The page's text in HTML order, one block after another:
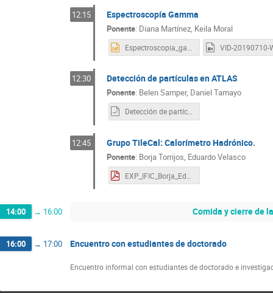
12:15 Espectroscopía Gamma
Ponente: Diana Martínez, Keila Moral
Espectroscopia_gamma_Diana_Keila.pptx
12:30 Detección de partículas en ATLAS
Ponente: Belen Samper, Daniel Tamayo
Detección de partículas en ATLAS.odp
12:45 Grupo TileCal: Calorímetro Hadrónico.
Ponente: Borja Torrijos, Eduardo Velasco
14:00 → 16:00 Comida y cierre de
16:00 → 17:00 Encuentro con estudiantes de doctorado
Encuentro informal con estudiantes de doctorado e